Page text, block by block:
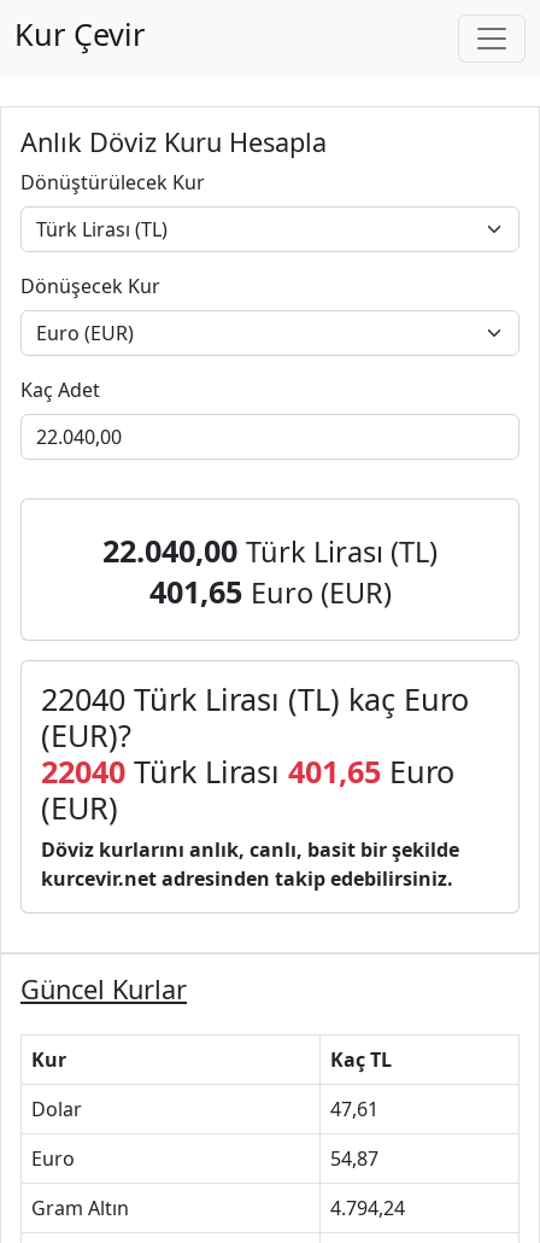
Kur Çevir
Anlık Döviz Kuru Hesapla
Dönüştürülecek Kur
Dönüşecek Kur
Kaç Adet
22.040,00 Türk Lirası (TL)
401,65 Euro (EUR)
22040 Türk Lirası (TL) kaç Euro
(EUR)?
22040 Türk Lirası 401,65 Euro
(EUR)
Döviz kurlarını anlık, canlı, basit bir şekilde
kurcevir.net adresinden takip edebilirsiniz.
Güncel Kurlar
Kur
Kaç TL
Dolar
47,61
Euro
54,87
Gram Altın
4.794,24